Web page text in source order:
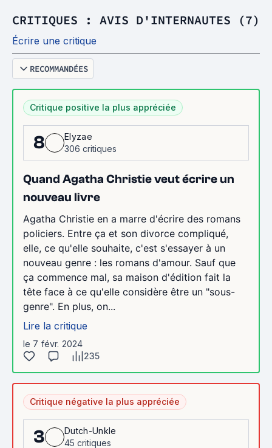
CRITIQUES : AVIS D'INTERNAUTES (7)
Écrire une critique
RECOMMANDÉES
Critique positive la plus appréciée
8
Elyzae
306 critiques
Quand Agatha Christie veut écrire un
nouveau livre
Agatha Christie en a marre d'écrire des romans
policiers. Entre ça et son divorce compliqué,
elle, ce qu'elle souhaite, c'est s'essayer à un
nouveau genre : les romans d'amour. Sauf que
ça commence mal, sa maison d'édition fait la
tête face à ce qu'elle considère être un "sous-
genre". En plus, on...
Lire la critique
le 7 févr. 2024
235
Critique négative la plus appréciée
3
Dutch-Unkle
45 critiques